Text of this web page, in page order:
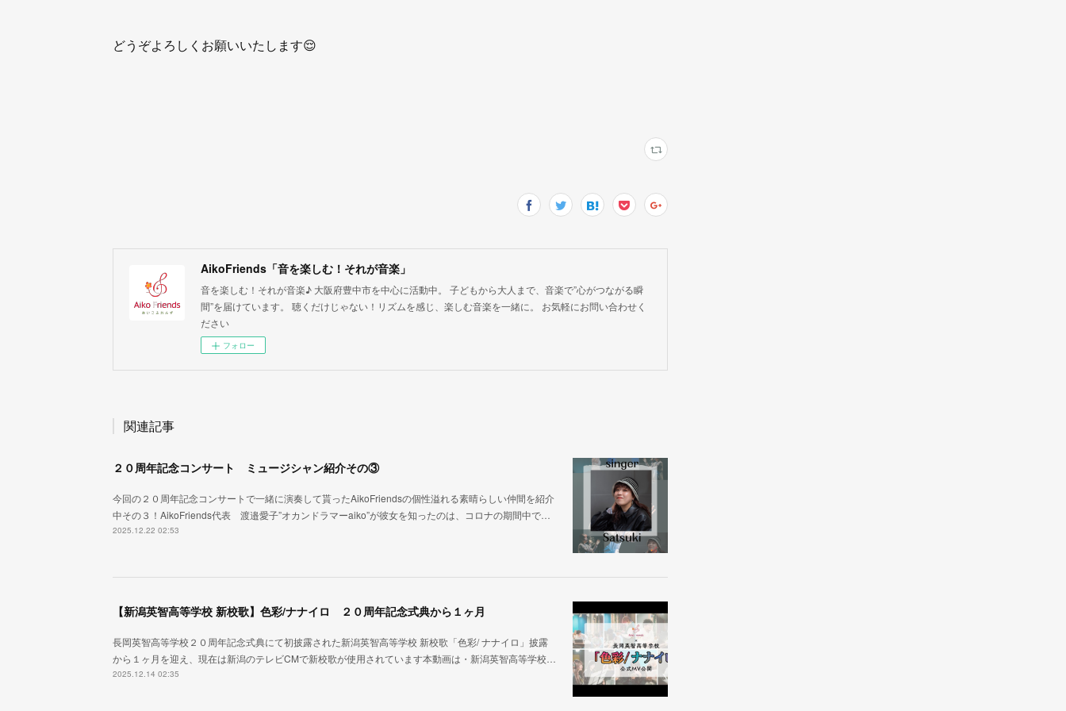
どうぞよろしくお願いいたします😌
AikoFriends「音を楽しむ！それが音楽」
音を楽しむ！それが音楽♪ 大阪府豊中市を中心に活動中。 子どもから大人まで、音楽で”心がつながる瞬
間”を届けています。 聴くだけじゃない！リズムを感じ、楽しむ音楽を一緒に。 お気軽にお問い合わせく
ださい
フォロー
関連記事
２０周年記念コンサート ミュージシャン紹介その③
今回の２０周年記念コンサートで一緒に演奏して貰ったAikoFriendsの個性溢れる素晴らしい仲間を紹介
中その３！AikoFriends代表 渡邉愛子”オカンドラマーaiko”が彼女を知ったのは、コロナの期間中で…
2025.12.22 02:53
【新潟英智高等学校 新校歌】色彩/ナナイロ ２０周年記念式典から１ヶ月
長岡英智高等学校２０周年記念式典にて初披露された新潟英智高等学校 新校歌「色彩/ ナナイロ」披露
から１ヶ月を迎え、現在は新潟のテレビCMで新校歌が使用されています本動画は・新潟英智高等学校…
2025.12.14 02:35